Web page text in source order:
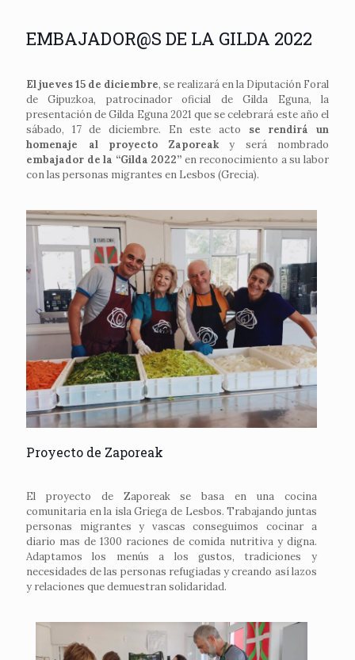
EMBAJADOR@S DE LA GILDA 2022
El jueves 15 de diciembre, se realizará en la Diputación Foral
de Gipuzkoa, patrocinador oficial de Gilda Eguna, la
presentación de Gilda Eguna 2021 que se celebrará este año el
sábado, 17 de diciembre. En este acto se rendirá un
homenaje al proyecto Zaporeak y será nombrado
embajador de la “Gilda 2022” en reconocimiento a su labor
con las personas migrantes en Lesbos (Grecia).
Proyecto de Zaporeak
El proyecto de Zaporeak se basa en una cocina
comunitaria en la isla Griega de Lesbos. Trabajando juntas
personas migrantes y vascas conseguimos cocinar a
diario mas de 1300 raciones de comida nutritiva y digna.
Adaptamos los menús a los gustos, tradiciones y
necesidades de las personas refugiadas y creando así lazos
y relaciones que demuestran solidaridad.